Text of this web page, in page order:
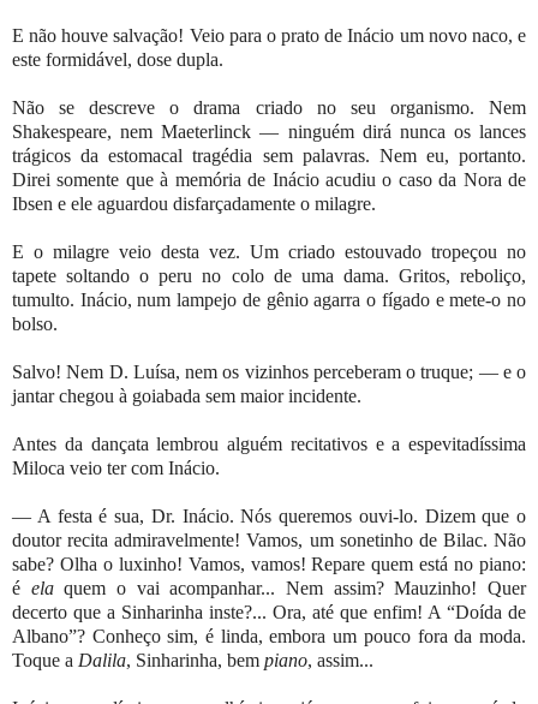
E não houve salvação! Veio para o prato de Inácio um novo naco, e
este formidável, dose dupla.
Não se descreve o drama criado no seu organismo. Nem
Shakespeare, nem Maeterlinck — ninguém dirá nunca os lances
trágicos da estomacal tragédia sem palavras. Nem eu, portanto.
Direi somente que à memória de Inácio acudiu o caso da Nora de
Ibsen e ele aguardou disfarçadamente o milagre.
E o milagre veio desta vez. Um criado estouvado tropeçou no
tapete soltando o peru no colo de uma dama. Gritos, reboliço,
tumulto. Inácio, num lampejo de gênio agarra o fígado e mete-o no
bolso.
Salvo! Nem D. Luísa, nem os vizinhos perceberam o truque; — e o
jantar chegou à goiabada sem maior incidente.
Antes da dançata lembrou alguém recitativos e a espevitadíssima
Miloca veio ter com Inácio.
— A festa é sua, Dr. Inácio. Nós queremos ouvi-lo. Dizem que o
doutor recita admiravelmente! Vamos, um sonetinho de Bilac. Não
sabe? Olha o luxinho! Vamos, vamos! Repare quem está no piano:
é elaquem o vai acompanhar... Nem assim? Mauzinho! Quer
decerto que a Sinharinha inste?... Ora, até que enfim! A “Doída de
Albano”? Conheço sim, é linda, embora um pouco fora da moda.
Toque a Dalila, Sinharinha, bem piano, assim...